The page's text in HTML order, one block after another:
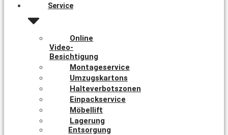
Service
Online
Video-
Besichtigung
Montageservice
Umzugskartons
Halteverbotszonen
Einpackservice
Möbellift
Lagerung
Entsorgung